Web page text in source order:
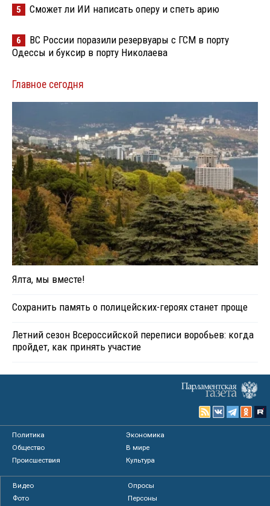
5 Сможет ли ИИ написать оперу и спеть арию
6
ВС России поразили резервуары с ГСМ в порту
Одессы и буксир в порту Николаева
Главное сегодня
Ялта, мы вместе!
Сохранить память о полицейских-героях станет проще
Летний сезон Всероссийской переписи воробьев: когда
пройдет, как принять участие
Политика
Экономика
Общество
В мире
Происшествия
Культура
Видео
Опросы
Фото
Персоны